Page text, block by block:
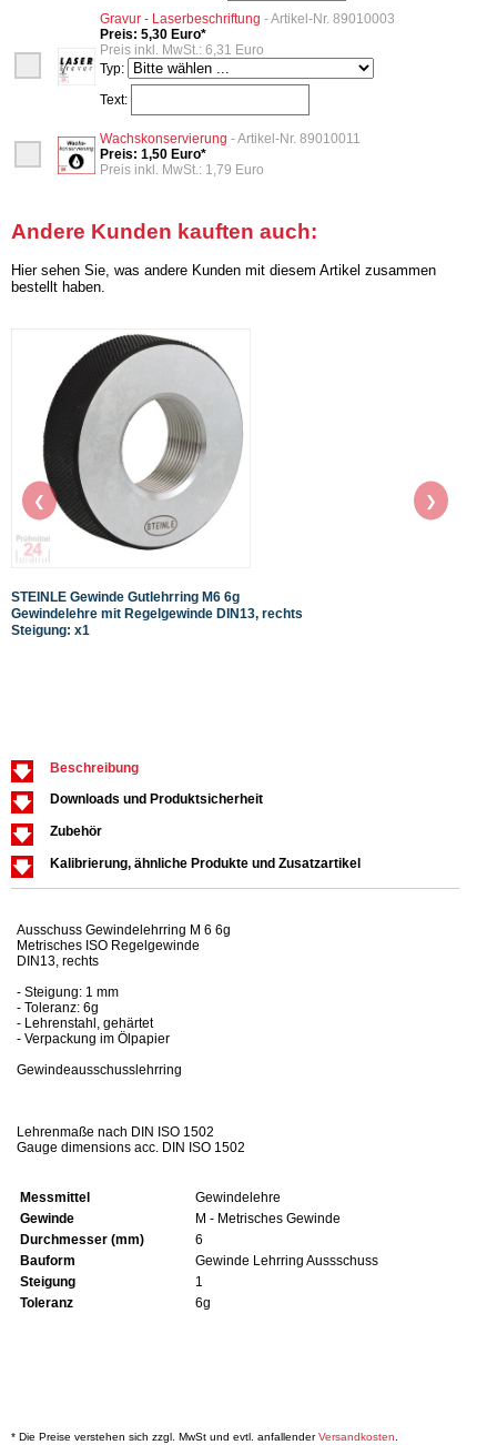
Gravur - Laserbeschriftung - Artikel-Nr. 89010003
Preis: 5,30 Euro*
Preis inkl. MwSt.: 6,31 Euro
Typ:
Text:
Wachskonservierung - Artikel-Nr. 89010011
Preis: 1,50 Euro*
Preis inkl. MwSt.: 1,79 Euro
Andere Kunden kauften auch:
Hier sehen Sie, was andere Kunden mit diesem Artikel zusammen
bestellt haben.
STEINLE Gewinde Gutlehrring M6 6g
Gewindelehre mit Regelgewinde DIN13, rechts
Steigung: x1
❮ ❯
Beschreibung
Downloads und Produktsicherheit
Zubehör
Kalibrierung, ähnliche Produkte und Zusatzartikel
Ausschuss Gewindelehrring M 6 6g
Metrisches ISO Regelgewinde
DIN13, rechts
- Steigung: 1 mm
- Toleranz: 6g
- Lehrenstahl, gehärtet
- Verpackung im Ölpapier
Gewindeausschusslehrring
Lehrenmaße nach DIN ISO 1502
Gauge dimensions acc. DIN ISO 1502
Messmittel
Gewindelehre
Gewinde
M - Metrisches Gewinde
Durchmesser (mm)
6
Bauform
Gewinde Lehrring Aussschuss
Steigung
1
Toleranz
6g
* Die Preise verstehen sich zzgl. MwSt und evtl. anfallenderVersandkosten